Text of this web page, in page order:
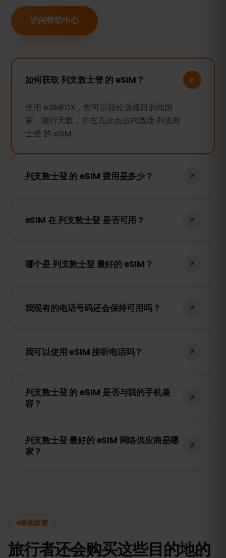
访问帮助中心
如何获取 列支敦士登 的 eSIM？
使用 eSIMFOX，您可以轻松选择目的地国
家、旅行天数，并在几次点击内激活 列支敦
士登 的 eSIM。
列支敦士登 的 eSIM 费用是多少？
选择所需的时间，价格将立即显示。
eSIM 在 列支敦士登 是否可用？
列支敦士登 使用。我们与当地最好的网络供
哪个是 列支敦士登 最好的 eSIM？
作，因此它是 eSIM 的最佳选择。
我现有的电话号码还会保持可用吗？
能会产生漫游费用。建议使用 WhatsApp 或
我可以使用 eSIM 接听电话吗？
WhatsApp、FaceTime 或 Skype 进行通
话。
列支敦士登 的 eSIM 是否与我的手机兼
容？
设备未被运营商锁定。
列支敦士登 最好的 eSIM 网络供应商是哪
家？
继续探索
旅行者还会购买这些目的地的